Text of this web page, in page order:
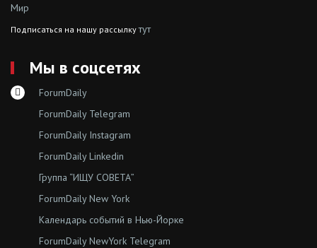
Мир
Подписаться на нашу рассылкутут
Мы в соцсетях
ForumDaily
ForumDaily Telegram
ForumDaily Instagram
ForumDaily Linkedin
Группа “ИЩУ СОВЕТА”
ForumDaily New York
Календарь событий в Нью-Йорке
ForumDaily NewYork Telegram